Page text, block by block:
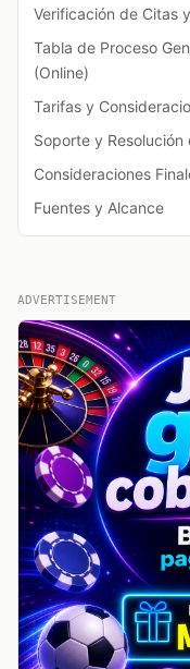
Verificación de Citas
Tabla de Proceso
(Online)
Tarifas y
Soporte y
Consideraciones
Fuentes y Alcance
ADVERTISEMENT